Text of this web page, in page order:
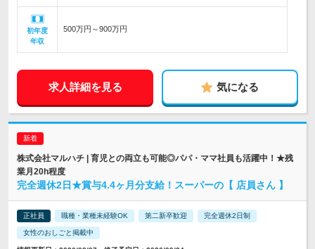
初年度
年収
500万円～900万円
求人詳細を見る 気になる
株式会社マルハチ | 育児との両立も可能◎パパ・ママ社員も活躍中！★残
業月20h程度
完全週休2日★賞与4.4ヶ月分支給！スーパーの【 店員さん 】
正社員 職種・業種未経験OK 第二新卒歓迎 完全週休2日制
女性のおしごと掲載中